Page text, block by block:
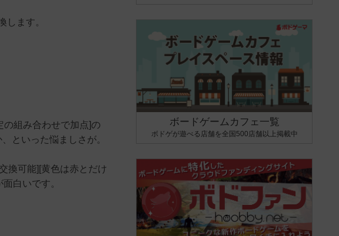
します。
の組み合わせで加点]の
といった悩ましさが。
換可能][黄色は赤とだけ
白いです。
ボードゲームカフェ一覧
ボドゲが遊べる店舗を全国500店舗以上掲載中